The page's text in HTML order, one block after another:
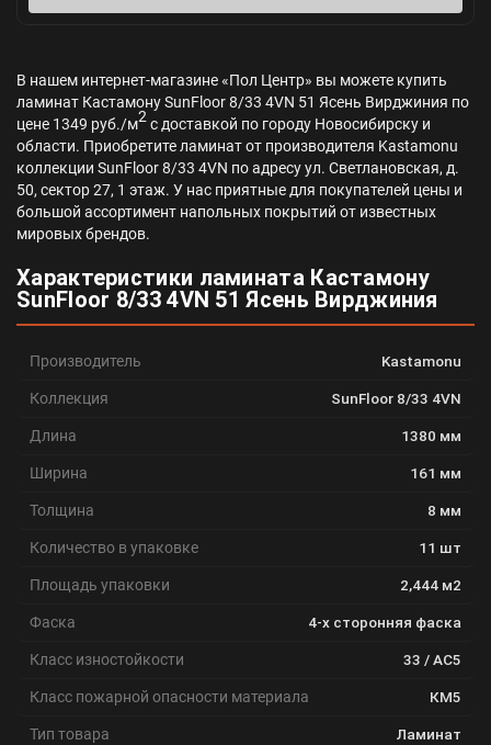
В нашем интернет-магазине «Пол Центр» вы можете купить
ламинат Кастамону SunFloor 8/33 4VN 51 Ясень Вирджиния по
цене 1349 руб./м2с доставкой по городу Новосибирску и
области. Приобретите ламинат от производителя Kastamonu
коллекции SunFloor 8/33 4VN по адресу ул. Светлановская, д.
50, сектор 27, 1 этаж. У нас приятные для покупателей цены и
большой ассортимент напольных покрытий от известных
мировых брендов.
Характеристики ламината Кастамону
SunFloor 8/33 4VN 51 Ясень Вирджиния
Производитель Kastamonu
Коллекция SunFloor 8/33 4VN
Длина 1380 мм
Ширина 161 мм
Толщина 8 мм
Количество в упаковке 11 шт
Площадь упаковки 2,444 м2
Фаска 4-х сторонняя фаска
Класс изностойкости 33 / АС5
Класс пожарной опасности материала КМ5
Тип товара Ламинат